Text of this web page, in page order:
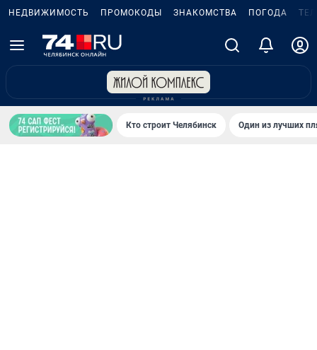
НЕДВИЖИМОСТЬ ПРОМОКОДЫ ЗНАКОМСТВА ПОГОДА
Кто строит Челябинск Один из лучших